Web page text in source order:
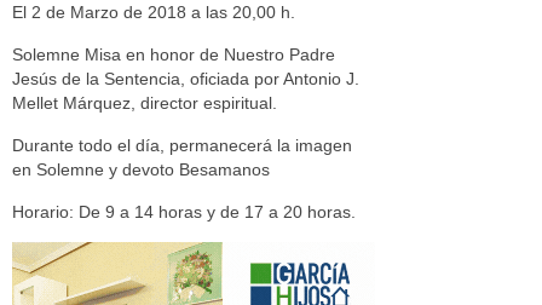
El 2 de Marzo de 2018 a las 20,00 h.
Solemne Misa en honor de Nuestro Padre
Jesús de la Sentencia, oficiada por Antonio J.
Mellet Márquez, director espiritual.
Durante todo el día, permanecerá la imagen
en Solemne y devoto Besamanos
Horario: De 9 a 14 horas y de 17 a 20 horas.